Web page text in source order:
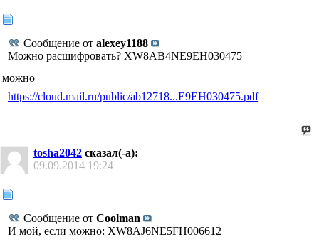
Сообщение от alexey1188
Можно расшифровать? XW8AB4NE9EH030475
можно
https://cloud.mail.ru/public/ab12718...E9EH030475.pdf
tosha2042 сказал(-а):
09.09.2014 19:24
Сообщение от Coolman
И мой, если можно: XW8AJ6NE5FH006612